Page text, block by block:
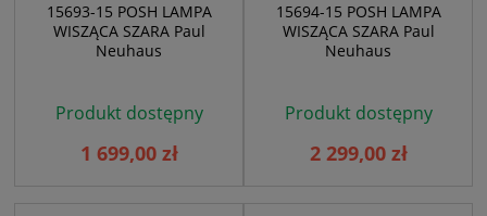
15693-15 POSH LAMPA
WISZĄCA SZARA Paul
Neuhaus
Produkt dostępny
1 699,00 zł
15694-15 POSH LAMPA
WISZĄCA SZARA Paul
Neuhaus
Produkt dostępny
2 299,00 zł